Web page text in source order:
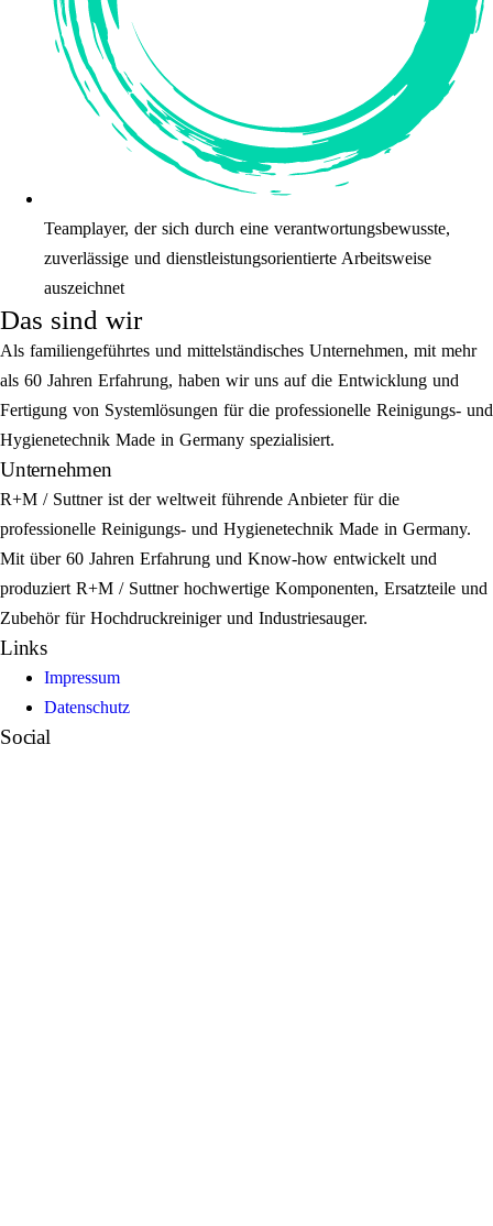
Teamplayer, der sich durch eine verantwortungsbewusste,
zuverlässige und dienstleistungsorientierte Arbeitsweise
auszeichnet
Das sind wir
Als familiengeführtes und mittelständisches Unternehmen, mit mehr
als 60 Jahren Erfahrung, haben wir uns auf die Entwicklung und
Fertigung von Systemlösungen für die professionelle Reinigungs- und
Hygienetechnik Made in Germany spezialisiert.
Unternehmen
R+M / Suttner ist der weltweit führende Anbieter für die
professionelle Reinigungs- und Hygienetechnik Made in Germany.
Mit über 60 Jahren Erfahrung und Know-how entwickelt und
produziert R+M / Suttner hochwertige Komponenten, Ersatzteile und
Zubehör für Hochdruckreiniger und Industriesauger.
Links
Impressum
Datenschutz
Social